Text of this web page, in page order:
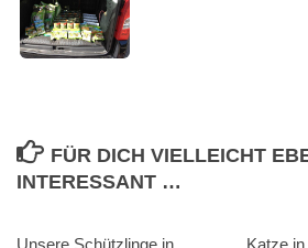
FÜR DICH VIELLEICHT
INTERESSANT …
Unsere Schützlinge in
Katze